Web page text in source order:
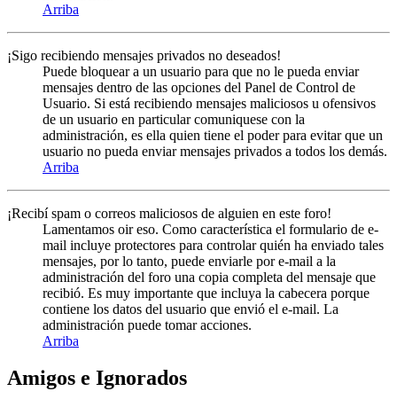
Arriba
¡Sigo recibiendo mensajes privados no deseados!
Puede bloquear a un usuario para que no le pueda enviar
mensajes dentro de las opciones del Panel de Control de
Usuario. Si está recibiendo mensajes maliciosos u ofensivos
de un usuario en particular comuniquese con la
administración, es ella quien tiene el poder para evitar que un
usuario no pueda enviar mensajes privados a todos los demás.
Arriba
¡Recibí spam o correos maliciosos de alguien en este foro!
Lamentamos oir eso. Como característica el formulario de e-
mail incluye protectores para controlar quién ha enviado tales
mensajes, por lo tanto, puede enviarle por e-mail a la
administración del foro una copia completa del mensaje que
recibió. Es muy importante que incluya la cabecera porque
contiene los datos del usuario que envió el e-mail. La
administración puede tomar acciones.
Arriba
Amigos e Ignorados